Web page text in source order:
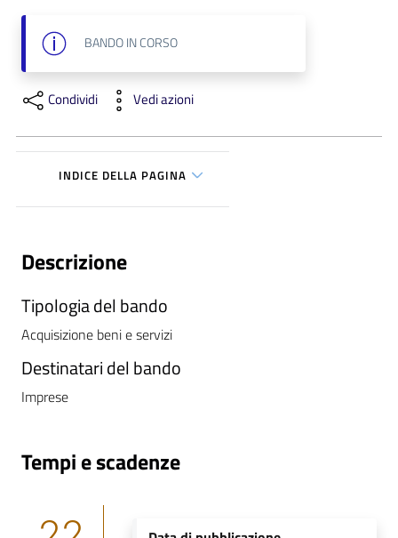
d
i
e
n
A
m
i
i
s
a
BANDOIN CORSO
Condividi Vedi azioni
INDICE DELLA PAGINA
Descrizione
Tipologia del bando
Acquisizione beni e servizi
Destinatari del bando
Imprese
Tempi e scadenze